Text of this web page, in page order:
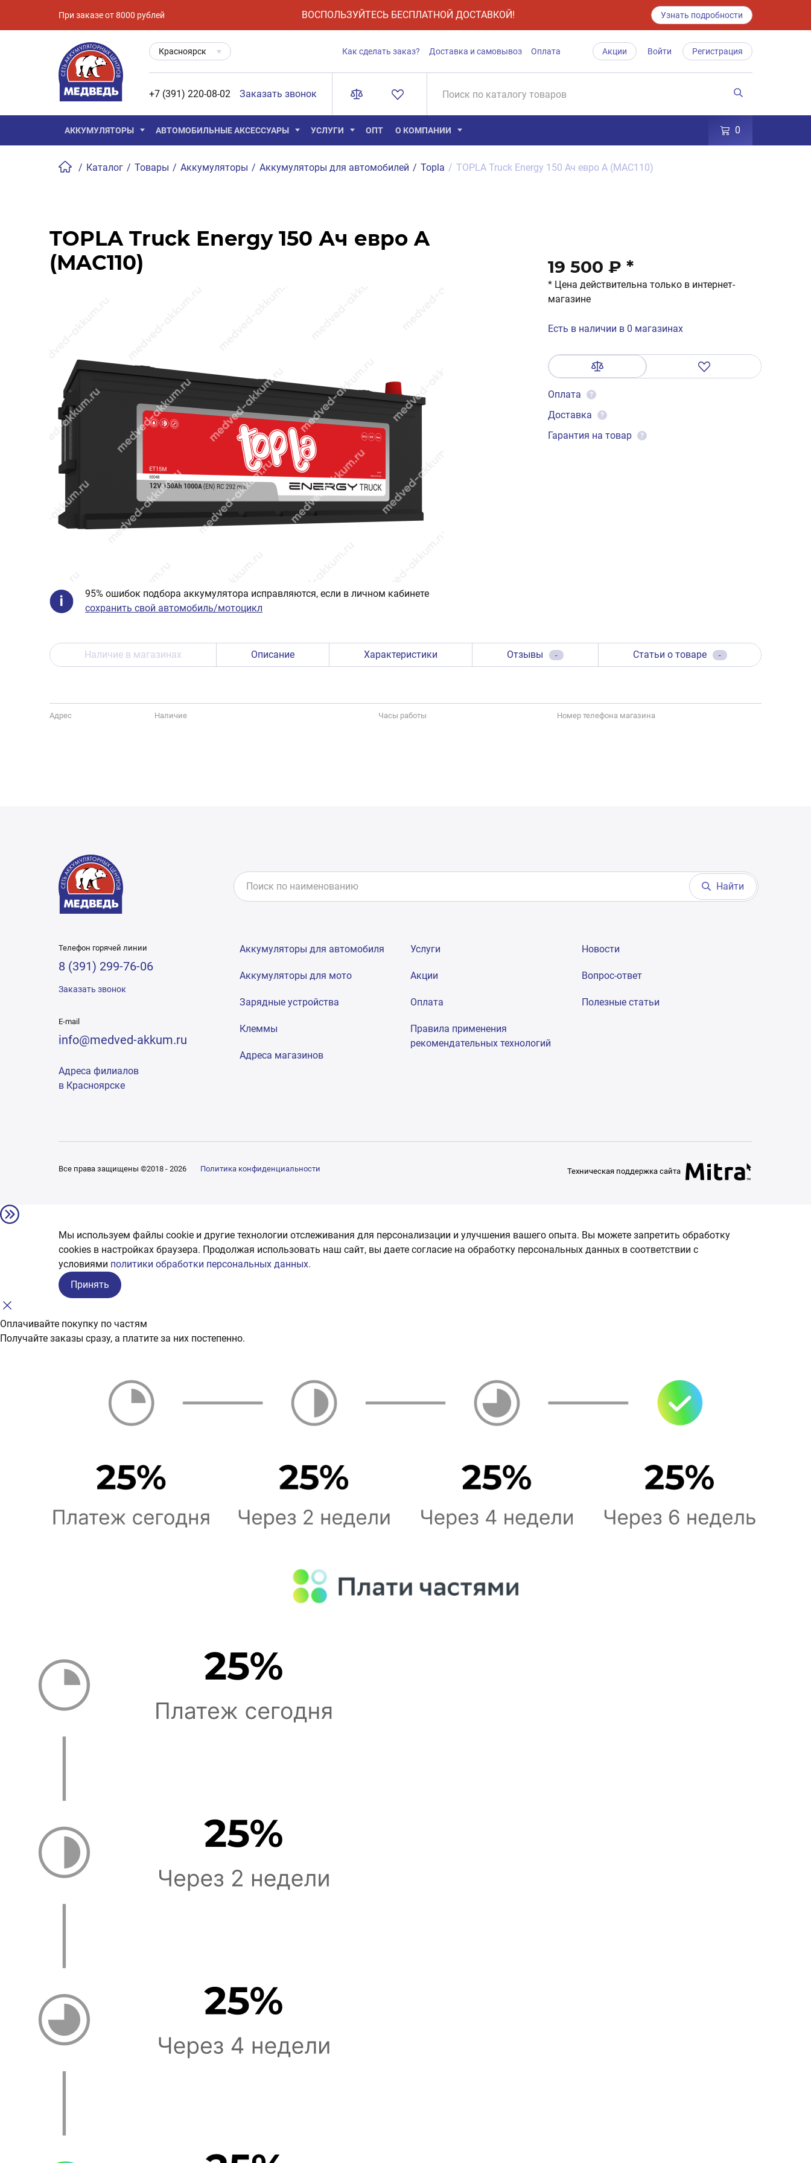
При заказе от 8000 рублей ВОСПОЛЬЗУЙТЕСЬ БЕСПЛАТНОЙ ДОСТАВКОЙ! Узнать подробности
Красноярск Как сделать заказ? Доставка и самовывоз Оплата Акции Войти Регистрация
+7 (391) 220-08-02 Заказать звонок
АККУМУЛЯТОРЫ АВТОМОБИЛЬНЫЕ АКСЕССУАРЫ УСЛУГИ ОПТ О КОМПАНИИ 0
/ Каталог / Товары / Аккумуляторы / Аккумуляторы для автомобилей / Topla / TOPLA Truck Energy 150 Ач евро A (MAC110)
TOPLA Truck Energy 150 Ач евро A
(MAC110)
95% ошибок подбора аккумулятора исправляются, если в личном кабинете
сохранить свой автомобиль/мотоцикл
19 500 ₽ *
* Цена действительна только в интернет-
магазине
Есть в наличии в 0 магазинах
Оплата ?
Доставка ?
Гарантия на товар ?
Наличие в магазинах Описание Характеристики Отзывы - Статьи о товаре -
Адрес Наличие Часы работы Номер телефона магазина
Найти
Телефон горячей линии
8 (391) 299-76-06
Заказать звонок
E-mail
info@medved-akkum.ru
Адреса филиалов
в Красноярске
Аккумуляторы для автомобиля
Аккумуляторы для мото
Зарядные устройства
Клеммы
Адреса магазинов
Услуги
Акции
Оплата
Правила применения
рекомендательных технологий
Новости
Вопрос-ответ
Полезные статьи
Все права защищены ©2018 - 2026 Политика конфиденциальности Техническая поддержка сайта
Мы используем файлы cookie и другие технологии отслеживания для персонализации и улучшения вашего опыта. Вы можете запретить обработку
сookies в настройках браузера. Продолжая использовать наш сайт, вы даете согласие на обработку персональных данных в соответствии с
условиями политики обработки персональных данных.
Принять
Оплачивайте покупку по частям
Получайте заказы сразу, а платите за них постепенно.